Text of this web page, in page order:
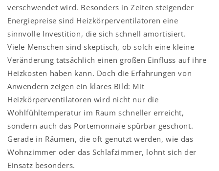
verschwendet wird. Besonders in Zeiten steigender
Energiepreise sind Heizkörperventilatoren eine
sinnvolle Investition, die sich schnell amortisiert.
Viele Menschen sind skeptisch, ob solch eine kleine
Veränderung tatsächlich einen großen Einfluss auf ihre
Heizkosten haben kann. Doch die Erfahrungen von
Anwendern zeigen ein klares Bild: Mit
Heizkörperventilatoren wird nicht nur die
Wohlfühltemperatur im Raum schneller erreicht,
sondern auch das Portemonnaie spürbar geschont.
Gerade in Räumen, die oft genutzt werden, wie das
Wohnzimmer oder das Schlafzimmer, lohnt sich der
Einsatz besonders.